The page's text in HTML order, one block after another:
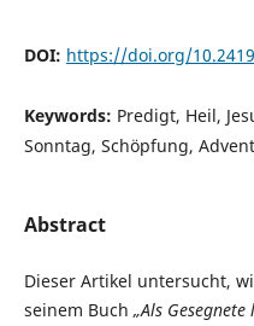
DOI: https://doi.org/
Keywords: Predigt, Heil,
Sonntag, Schöpfung,
Abstract
Dieser Artikel untersucht,
seinem Buch „Als